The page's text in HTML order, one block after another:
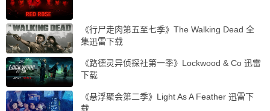
《行尸走肉第五至七季》The Walking Dead 全
集迅雷下载
《路德灵异侦探社第一季》Lockwood & Co 迅雷
下载
《悬浮聚会第二季》Light As A Feather 迅雷下
载